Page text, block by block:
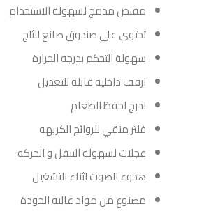
مقبض مدمج لسهولة الاستخدام
تحتوي علي صندوق صانع للثلج
سهولة التحكم بدرجه الحرارة
ارفف داخليه قابله للتعديل
ادرج لحفظ الطعام
فلتر منقي للروائح الكريهه
عجلات لسهولة التنقل و الحركه
هدوء الصوت اثناء التشغيل
مصنوع من مواد عاليه الجودة